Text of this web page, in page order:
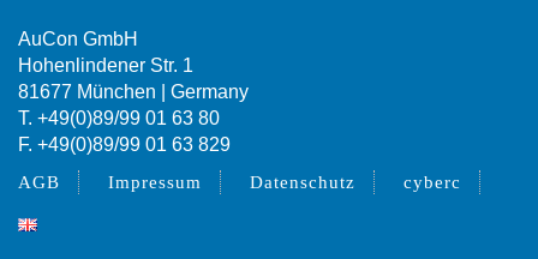
AuCon GmbH
Hohenlindener Str. 1
81677 München | Germany
T. +49(0)89/99 01 63 80
F. +49(0)89/99 01 63 829
AGB Impressum Datenschutz cyberc